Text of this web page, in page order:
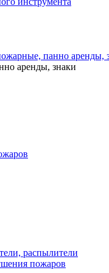
панно аренды,
аренды, знаки
распылители
пожаров